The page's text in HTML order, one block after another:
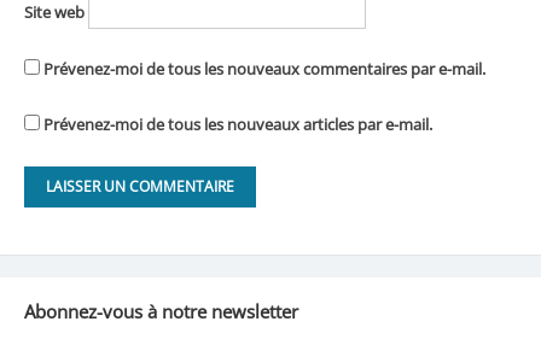
Site web
Prévenez-moi de tous les nouveaux commentaires par e-mail.
Prévenez-moi de tous les nouveaux articles par e-mail.
Abonnez-vous à notre newsletter